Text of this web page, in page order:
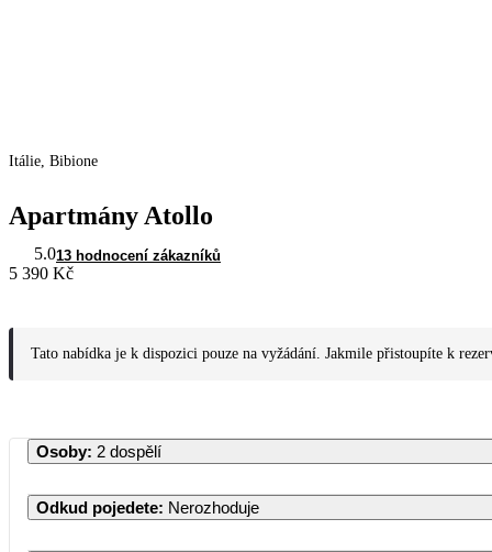
Itálie, Bibione
Apartmány Atollo
5.013 hodnocení zákazníků
5 390 Kč
Tato nabídka je k dispozici pouze na vyžádání. Jakmile přistoupíte k
Osoby: 2 dospělí
Odkud pojedete: Nerozhoduje